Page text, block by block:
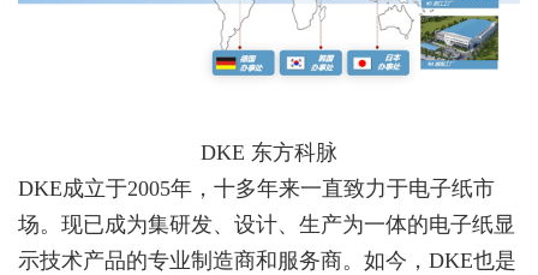
DKE 东方科脉
DKE成立于2005年，十多年来一直致力于电子纸市
场。现已成为集研发、设计、生产为一体的电子纸显
示技术产品的专业制造商和服务商。 如今，DKE也是